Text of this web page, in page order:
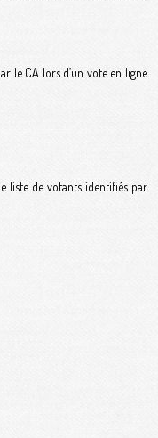
le CA lors d’un vote en ligne
liste de votants identifiés par